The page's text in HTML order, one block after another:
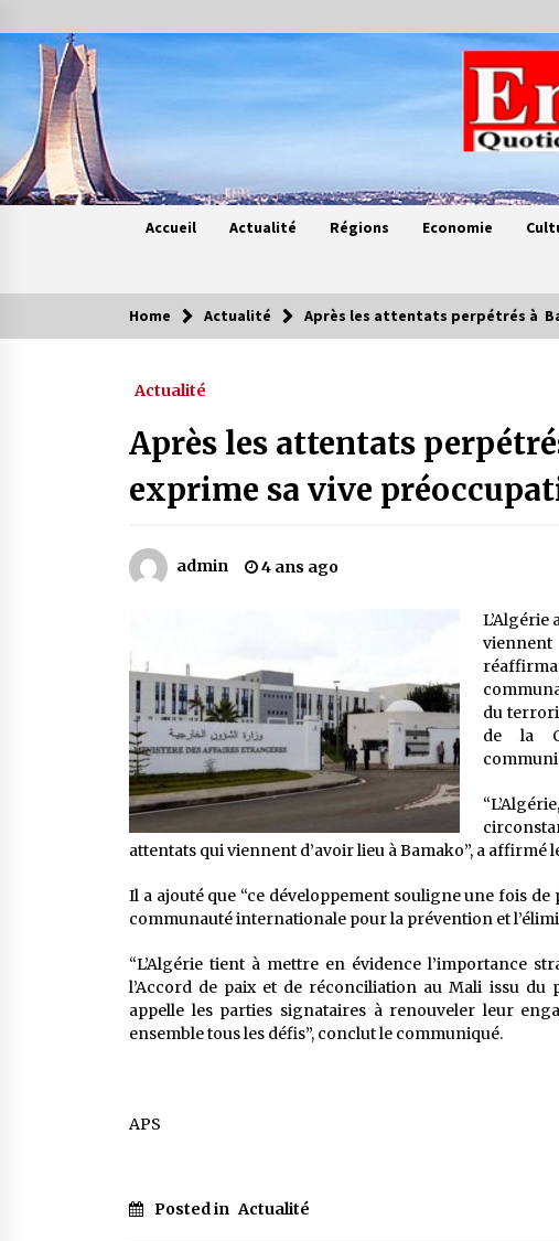
to
content
Accueil Actualité Régions Economie
Contes de chez nous
4 ans ago
Mythes et croyances / L’hospitalité
Un conte targui/ Quand la tête est
vide
5 ans ago
Home Actualité Après les attentats perpétrés à
Actualité
Après les attentats
exprime sa vive
admin 4 ans ago
du
de la
attentats qui viennent d’avoir lieu à Bamako”, a affirmé
Il a ajouté que “ce développement souligne une fois
communauté internationale pour la prévention et
“L’Algérie tient à mettre en évidence l’importance
l’Accord de paix et de réconciliation au Mali issu du
appelle les parties signataires à renouveler leur
ensemble tous les défis”, conclut le communiqué.
APS
Posted in Actualité